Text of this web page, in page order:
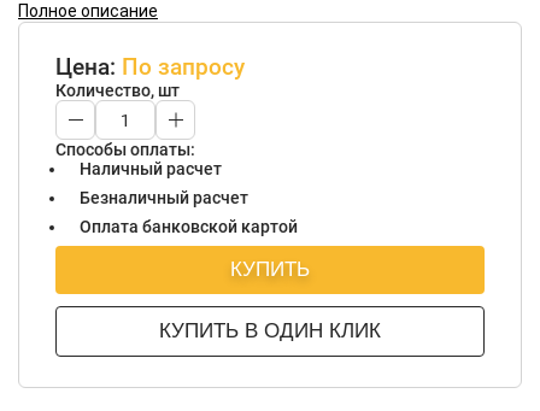
Полное описание
Цена: По запросу
Количество, шт
Способы оплаты:
Наличный расчет
Безналичный расчет
Оплата банковской картой
КУПИТЬ
КУПИТЬ В ОДИН КЛИК